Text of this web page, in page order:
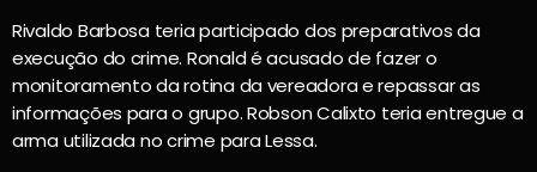
Rivaldo Barbosa teria participado dos preparativos da
execução do crime. Ronald é acusado de fazer o
monitoramento da rotina da vereadora e repassar as
informações para o grupo. Robson Calixto teria entregue a
arma utilizada no crime para Lessa.